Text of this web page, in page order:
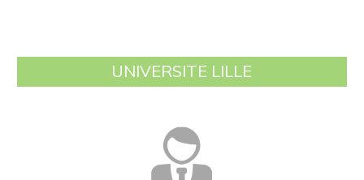
UNIVERSITE LILLE